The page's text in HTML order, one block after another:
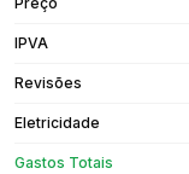
IPVA
Revisões
Eletricidade
Gastos Totais